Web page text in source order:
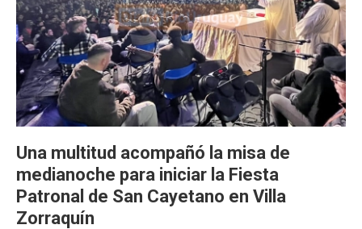
Una multitud acompañó la misa de
medianoche para iniciar la Fiesta
Patronal de San Cayetano en Villa
Zorraquín